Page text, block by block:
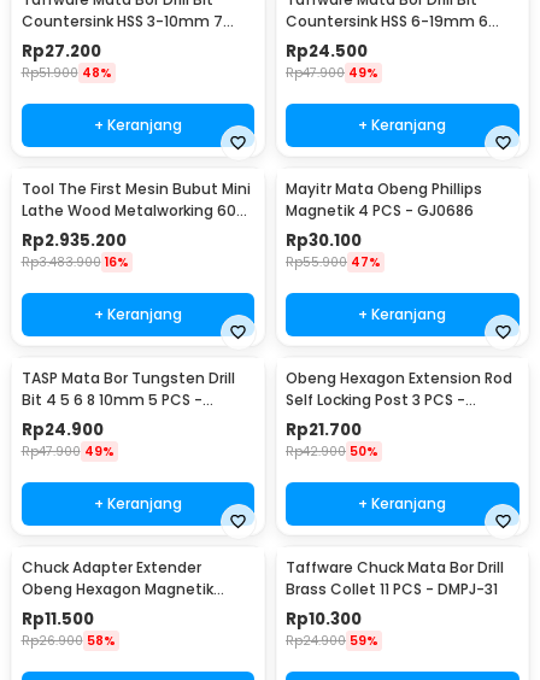
Countersink HSS 3-10mm 7
PCS - QST-K13
Rp27.200
Rp51.900 48%
+ Keranjang
Countersink HSS 6-19mm 6
PCS - BT3
Rp24.500
Rp47.900 49%
+ Keranjang
Tool The First Mesin Bubut Mini
Lathe Wood Metalworking 60W
- TZ20002MG
Rp2.935.200
Rp3.483.900 16%
+ Keranjang
Mayitr Mata Obeng Phillips
Magnetik 4 PCS - GJ0686
Rp30.100
Rp55.900 47%
+ Keranjang
TASP Mata Bor Tungsten Drill
Bit 4 5 6 8 10mm 5 PCS -
MGDK002
Rp24.900
Rp47.900 49%
+ Keranjang
Obeng Hexagon Extension Rod
Self Locking Post 3 PCS -
HT43401-3P
Rp21.700
Rp42.900 50%
+ Keranjang
Chuck Adapter Extender
Obeng Hexagon Magnetik
Shank 1/4 Inch
Rp11.500
Rp26.900 58%
Taffware Chuck Mata Bor Drill
Brass Collet 11 PCS - DMPJ-31
Rp10.300
Rp24.900 59%